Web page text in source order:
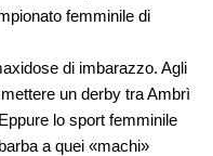
femminile di
di imbarazzo. Agli
un derby tra Ambrì
lo sport femminile
a quei «machi»